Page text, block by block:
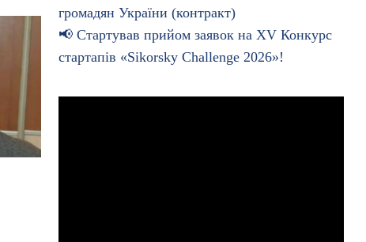
громадян України (контракт)
📢 Стартував прийом заявок на XV Конкурс
стартапів «Sikorsky Challenge 2026»!